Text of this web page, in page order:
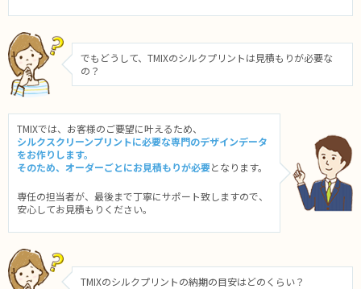
でもどうして、TMIXのシルクプリントは見積もりが必要な
の？
TMIXでは、お客様のご要望に叶えるため、
シルクスクリーンプリントに必要な専門のデザインデータ
をお作りします。
そのため、オーダーごとにお見積もりが必要となります。
専任の担当者が、最後まで丁寧にサポート致しますので、
安心してお見積もりください。
TMIXのシルクプリントの納期の目安はどのくらい？